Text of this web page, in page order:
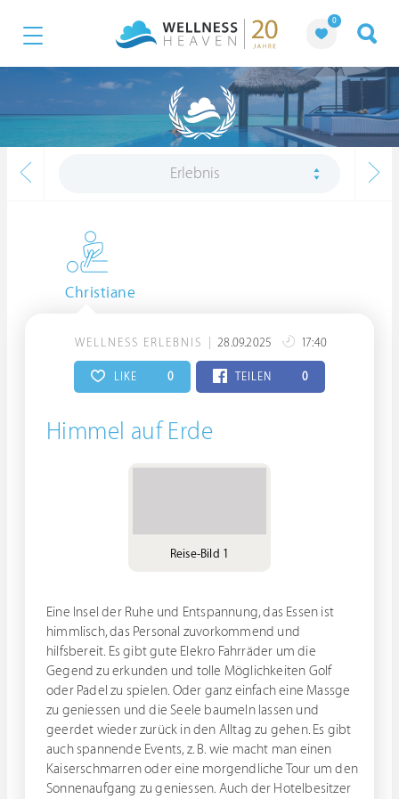
0
Erlebnis
Christiane
WELLNESS ERLEBNIS 28.09.2025 17:40
LIKE 0 TEILEN 0
Himmel auf Erde
Reise-Bild 1
Eine Insel der Ruhe und Entspannung, das Essen ist
himmlisch, das Personal zuvorkommend und
hilfsbereit. Es gibt gute Elekro Fahrräder um die
Gegend zu erkunden und tolle Möglichkeiten Golf
oder Padel zu spielen. Oder ganz einfach eine Massge
zu geniessen und die Seele baumeln lassen und
geerdet wieder zurück in den Alltag zu gehen. Es gibt
auch spannende Events, z. B. wie macht man einen
Kaiserschmarren oder eine morgendliche Tour um den
Sonnenaufgang zu geniessen. Auch der Hotelbesitzer